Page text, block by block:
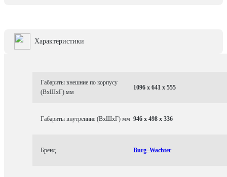
Характеристики
Габариты внешние по корпусу
(ВхШхГ) мм
1096 x 641 x 555
Габариты внутренние (ВхШхГ) мм 946 x 498 x 336
Бренд Burg–Wachter